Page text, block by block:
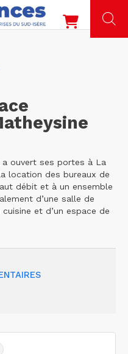
a ouvert ses portes à La
location des bureaux de
débit et à un ensemble
d’une salle de
et d’un espace de